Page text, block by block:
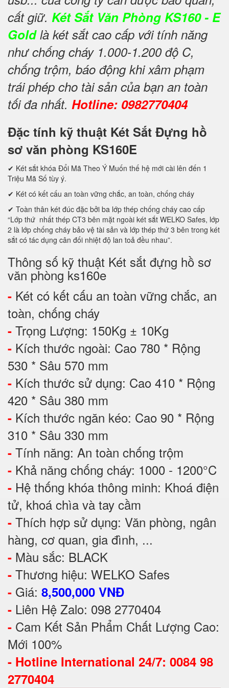
cất giữ. Két Sắt Văn Phòng KS160 - E
Goldlà két sắt cao cấp với tính năng
như chống cháy 1.000-1.200 độ C,
chống trộm, báo động khi xâm phạm
trái phép cho tài sản của bạn an toàn
tối đa nhất. Hotline: 0982770404
Đặc tính kỹ thuật Két Sắt Đựng hồ
sơ văn phòng KS160E
✔ Két sắt khóa Đổi Mã Theo Ý Muốn thế hệ mới cài lên đến 1
Triệu Mã Số tùy ý.
✔ Két có kết cấu an toàn vững chắc, an toàn, chống cháy
✔ Toàn thân két đúc đặc bởi ba lớp thép chống cháy cao cấp
“Lớp thứ nhất thép CT3 bên mặt ngoài két sắt WELKO Safes, lớp
2 là lớp chống cháy bảo vệ tài sản và lớp thép thứ 3 bên trong két
sắt có tác dụng cân đối nhiệt độ lan toả đều nhau”.
Thông số kỹ thuật Két sắt đựng hồ sơ
văn phòng ks160e
- Két có kết cấu an toàn vững chắc, an
toàn, chống cháy
- Trọng Lượng: 150Kg ± 10Kg
- Kích thước ngoài: Cao 780 * Rộng
530 * Sâu 570 mm
- Kích thước sử dụng: Cao 410 * Rộng
420 * Sâu 380 mm
- Kích thước ngăn kéo: Cao 90 * Rộng
310 * Sâu 330 mm
- Tính năng: An toàn chống trộm
- Khả năng chống cháy: 1000 - 1200°C
- Hệ thống khóa thông minh: Khoá điện
tử, khoá chìa và tay cầm
- Thích hợp sử dụng: Văn phòng, ngân
hàng, cơ quan, gia đình, ...
- Màu sắc: BLACK
- Thương hiệu: WELKO Safes
- Giá: 8,500,000 VNĐ
- Liên Hệ Zalo: 098 2770404
- Cam Kết Sản Phẩm Chất Lượng Cao:
Mới 100%
- Hotline International 24/7: 0084 98
2770404